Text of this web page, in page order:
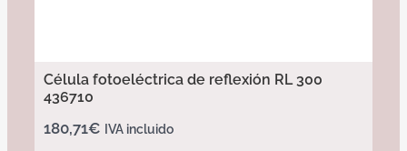
Célula fotoeléctrica de reflexión RL 300
436710
180,71€ IVA incluido